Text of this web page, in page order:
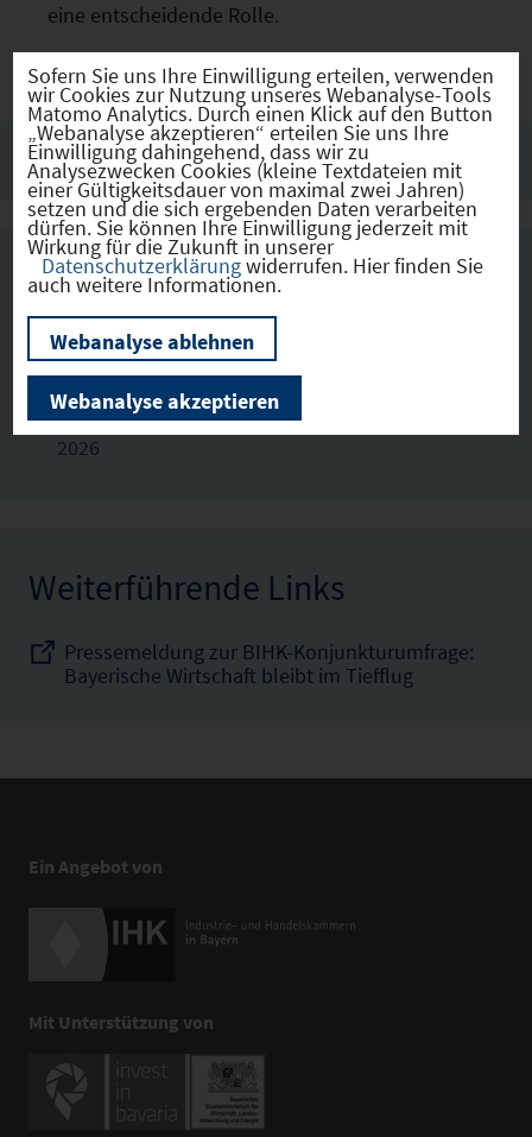
eine entscheidende Rolle.
IHK Ansprechpartner
Downloads
Konjunkturbericht in Bayern Jahresbeginn 2026
Folien zur Konjunktur in Bayern Jahresbeginn
2026
Weiterführende Links
Pressemeldung zur BIHK-Konjunkturumfrage:
Bayerische Wirtschaft bleibt im Tiefflug
Ein Angebot von
Mit Unterstützung von
Sofern Sie uns Ihre Einwilligung erteilen, verwenden
wir Cookies zur Nutzung unseres Webanalyse-Tools
Matomo Analytics. Durch einen Klick auf den Button
„Webanalyse akzeptieren“ erteilen Sie uns Ihre
Einwilligung dahingehend, dass wir zu
Analysezwecken Cookies (kleine Textdateien mit
einer Gültigkeitsdauer von maximal zwei Jahren)
setzen und die sich ergebenden Daten verarbeiten
dürfen. Sie können Ihre Einwilligung jederzeit mit
Wirkung für die Zukunft in unserer
Datenschutzerklärungwiderrufen. Hier finden Sie
auch weitere Informationen.
Webanalyse ablehnen
Webanalyse akzeptieren